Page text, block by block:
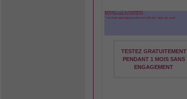
TESTEZ GRATUITEMENT
PENDANT 1 MOIS SANS
ENGAGEMENT